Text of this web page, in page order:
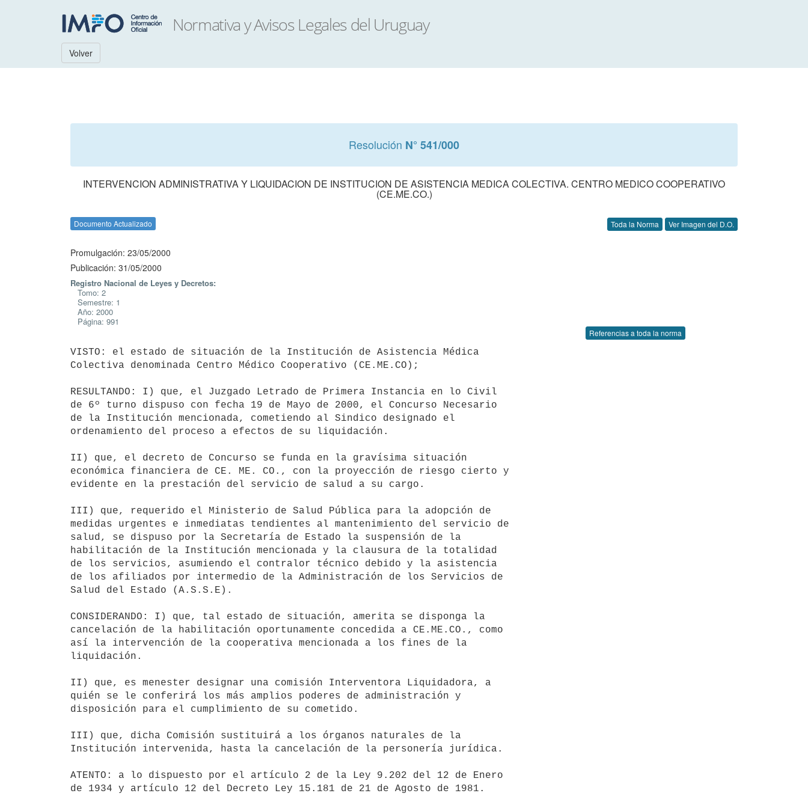
Volver
Resolución N° 541/000
INTERVENCION ADMINISTRATIVA Y LIQUIDACION DE INSTITUCION DE ASISTENCIA MEDICA COLECTIVA. CENTRO MEDICO COOPERATIVO
(CE.ME.CO.)
Documento Actualizado Toda la Norma Ver Imagen del D.O.
Promulgación: 23/05/2000
Publicación: 31/05/2000
Registro Nacional de Leyes y Decretos:
Tomo: 2
Semestre: 1
Año: 2000
Página: 991
Referencias a toda la norma
VISTO: el estado de situación de la Institución de Asistencia Médica
Colectiva denominada Centro Médico Cooperativo (CE.ME.CO);
RESULTANDO: I) que, el Juzgado Letrado de Primera Instancia en lo Civil
de 6º turno dispuso con fecha 19 de Mayo de 2000, el Concurso Necesario
de la Institución mencionada, cometiendo al Sindico designado el
ordenamiento del proceso a efectos de su liquidación.
II) que, el decreto de Concurso se funda en la gravísima situación
económica financiera de CE. ME. CO., con la proyección de riesgo cierto y
evidente en la prestación del servicio de salud a su cargo.
III) que, requerido el Ministerio de Salud Pública para la adopción de
medidas urgentes e inmediatas tendientes al mantenimiento del servicio de
salud, se dispuso por la Secretaría de Estado la suspensión de la
habilitación de la Institución mencionada y la clausura de la totalidad
de los servicios, asumiendo el contralor técnico debido y la asistencia
de los afiliados por intermedio de la Administración de los Servicios de
Salud del Estado (A.S.S.E).
CONSIDERANDO: I) que, tal estado de situación, amerita se disponga la
cancelación de la habilitación oportunamente concedida a CE.ME.CO., como
así la intervención de la cooperativa mencionada a los fines de la
liquidación.
II) que, es menester designar una comisión Interventora Liquidadora, a
quién se le conferirá los más amplios poderes de administración y
disposición para el cumplimiento de su cometido.
III) que, dicha Comisión sustituirá a los órganos naturales de la
Institución intervenida, hasta la cancelación de la personería jurídica.
ATENTO: a lo dispuesto por el artículo 2 de la Ley 9.202 del 12 de Enero
de 1934 y artículo 12 del Decreto Ley 15.181 de 21 de Agosto de 1981.